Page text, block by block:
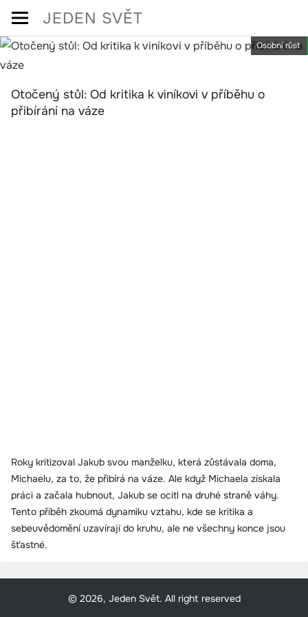
Skip
content
JEDEN SVĚT
Osobní růst
Otočený stůl: Od kritika k viníkovi v příběhu o
přibírání na váze
Roky kritizoval Jakub svou manželku, která zůstávala doma,
Michaelu, za to, že přibírá na váze. Ale když Michaela získala
práci a začala hubnout, Jakub se ocitl na druhé straně váhy.
Tento příběh zkoumá dynamiku vztahu, kde se kritika a
sebeuvědomění uzavírají do kruhu, ale ne všechny konce jsou
šťastné.
© 2026, Jeden Svět. All right reserved